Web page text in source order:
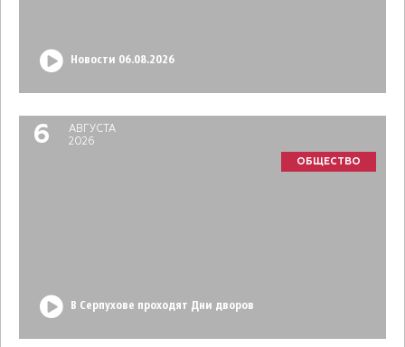
Новости 06.08.2026
6
АВГУСТА
2026
ОБЩЕСТВО
В Серпухове проходят Дни дворов